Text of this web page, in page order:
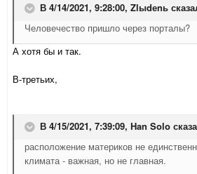
В 4/14/2021, 9:28:00, Zlыdеnь
Человечество пришло через порталы?
А хотя бы и так.
В-третьих,
В 4/15/2021, 7:39:09, Han Solo
расположение материков не
климата - важная, но не главная.